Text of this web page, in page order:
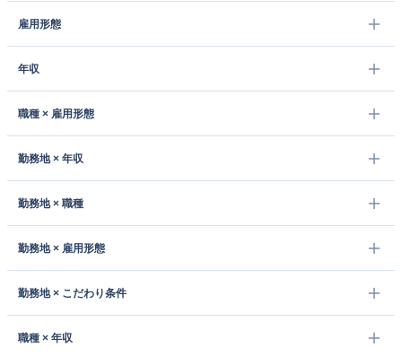
雇用形態
年収
職種 × 雇用形態
勤務地 × 年収
勤務地 × 職種
勤務地 × 雇用形態
勤務地 × こだわり条件
職種 × 年収